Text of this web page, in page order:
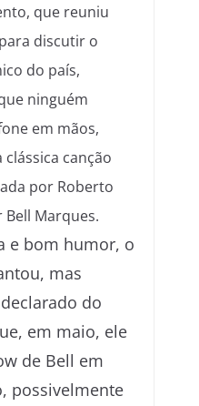
que reuniu
discutir o
do país,
ninguém
em mãos,
canção
por Roberto
Marques.
e bom humor, o
mas
do
em maio, ele
de Bell em
possivelmente